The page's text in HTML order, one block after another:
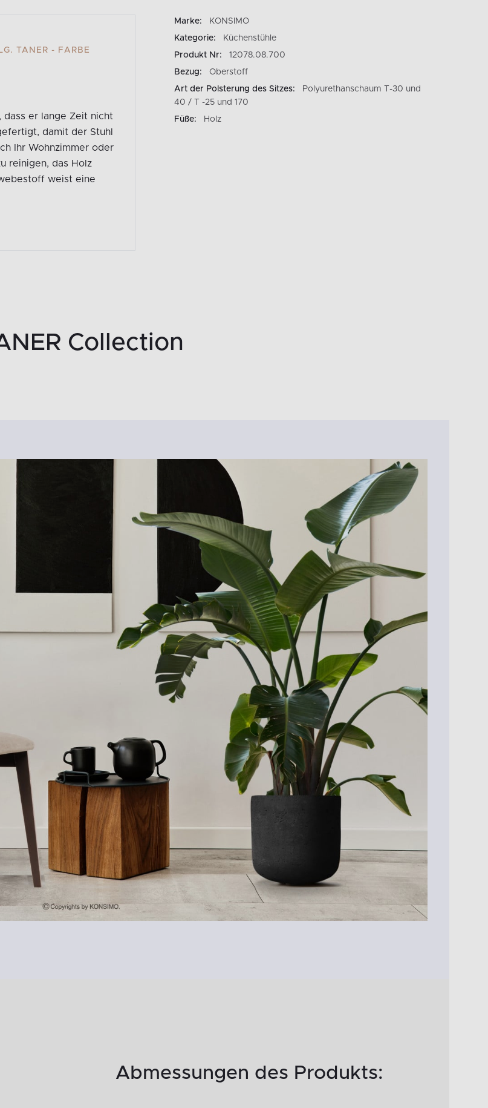
TANER - FARBE
dass er lange Zeit nicht
damit der Stuhl
Ihr Wohnzimmer oder
reinigen, das Holz
weist eine
Marke:
KONSIMO
Kategorie:
Küchenstühle
Produkt Nr:
12078.08.700
Bezug:
Oberstoff
Art der Polsterung des Sitzes:
Polyurethanschaum T-30 und
40 / T -25 und 170
Füße:
Holz
Collection
Abmessungen des Produkts: